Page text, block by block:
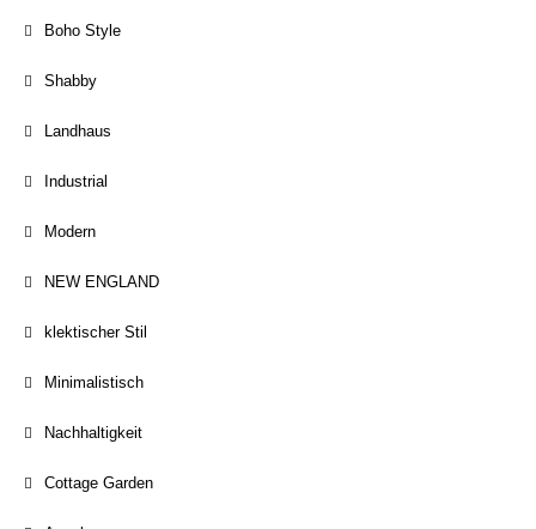
Boho Style
Shabby
Landhaus
Industrial
Modern
NEW ENGLAND
klektischer Stil
Minimalistisch
Nachhaltigkeit
Cottage Garden